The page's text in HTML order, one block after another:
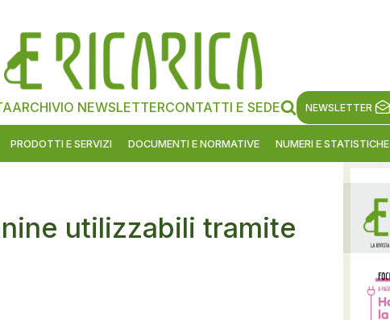
ARCHIVIO NEWSLETTERCONTATTI E SEDE NEWSLETTER
PRODOTTI E SERVIZI DOCUMENTI E NORMATIVE NUMERI E STATISTICHE
utilizzabili tramite